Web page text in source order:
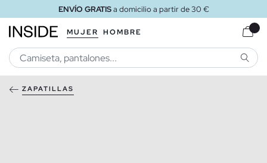
ENVÍO GRATISa domicilio a partir de 30 €
MUJER HOMBRE
ZAPATILLAS